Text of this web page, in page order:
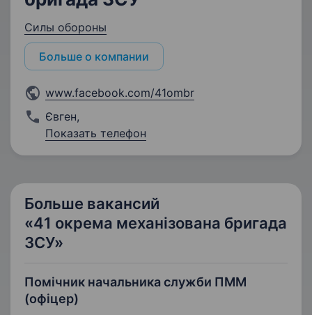
Силы обороны
Больше о компании
www.facebook.com/41ombr
Євген,
Показать телефон
Больше вакансий
«41 окрема механізована бригада
ЗСУ»
Помічник начальника служби ПММ
(офіцер)